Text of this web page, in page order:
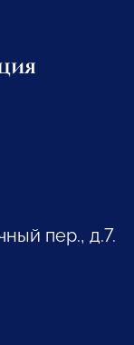
пер., д.7.